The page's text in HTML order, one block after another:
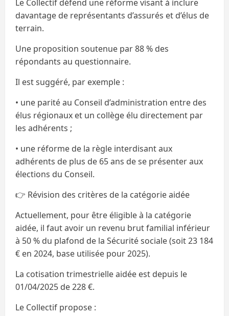
Le Collectif défend une réforme visant à inclure
davantage de représentants d’assurés et d’élus de
terrain.
Une proposition soutenue par 88 % des
répondants au questionnaire.
Il est suggéré, par exemple :
• une parité au Conseil d’administration entre des
élus régionaux et un collège élu directement par
les adhérents ;
• une réforme de la règle interdisant aux
adhérents de plus de 65 ans de se présenter aux
élections du Conseil.
👉 Révision des critères de la catégorie aidée
Actuellement, pour être éligible à la catégorie
aidée, il faut avoir un revenu brut familial inférieur
à 50 % du plafond de la Sécurité sociale (soit 23 184
€ en 2024, base utilisée pour 2025).
La cotisation trimestrielle aidée est depuis le
01/04/2025 de 228 €.
Le Collectif propose :